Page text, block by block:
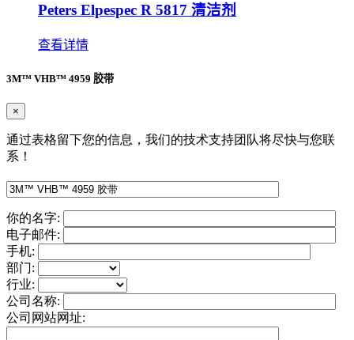
Peters Elpespec R 5817 清洁剂
查看详情
3M™ VHB™ 4959 胶带
×
通过表格留下您的信息，我们的技术支持团队将尽快与您联
系！
你的名字:
电子邮件:
手机:
部门:
行业:
公司名称:
公司网站网址: